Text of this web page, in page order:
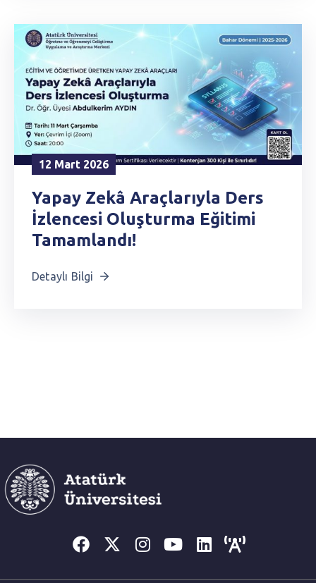
12 Mart 2026
Yapay Zekâ Araçlarıyla Ders
İzlencesi Oluşturma Eğitimi
Tamamlandı!
Detaylı Bilgi